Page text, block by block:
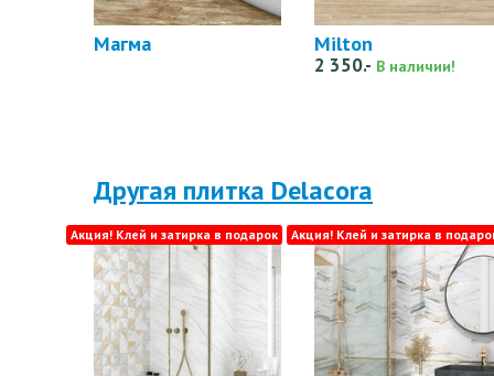
Магма Milton
2 350.- В наличии!
Другая плитка Delacora
Акция! Клей и затирка в подарок Акция! Клей и затирка в